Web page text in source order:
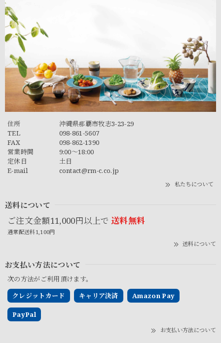
住所
沖縄県那覇市牧志3-23-29
TEL
098-861-5607
FAX
098-862-1390
営業時間
9:00～18:00
定休日
土日
E-mail
contact@rm-c.co.jp
私たちについて
送料について
ご注文金額11,000円以上で 送料無料
通常配送料1,100円
送料について
お支払い方法について
次の方法がご利用頂けます。
クレジットカード
キャリア決済 Amazon Pay
PayPal
お支払い方法について